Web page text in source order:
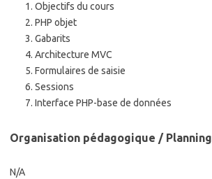
Objectifs du cours
PHP objet
Gabarits
Architecture MVC
Formulaires de saisie
Sessions
Interface PHP-base de données
Organisation pédagogique / Planning
N/A